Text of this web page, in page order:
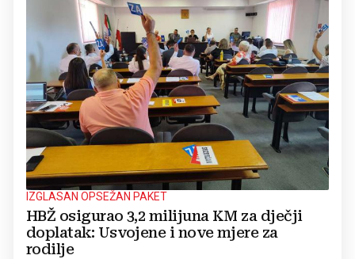
IZGLASAN OPSEŽAN PAKET
HBŽ osigurao 3,2 milijuna KM za dječji
doplatak: Usvojene i nove mjere za
rodilje